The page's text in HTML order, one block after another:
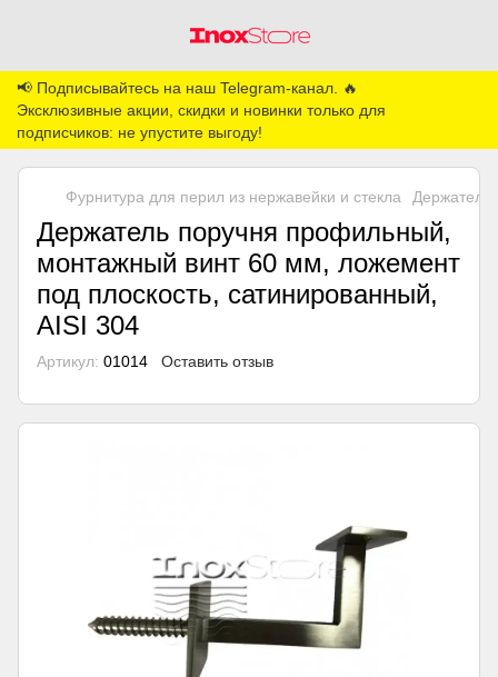
📢 Подписывайтесь на наш Telegram-канал. 🔥
Эксклюзивные акции, скидки и новинки только для
подписчиков: не упустите выгоду!
Фурнитура для перил из нержавейки и стекла Держатели
Держатель поручня профильный,
монтажный винт 60 мм, ложемент
под плоскость, сатинированный,
AISI 304
Артикул: 01014 Оставить отзыв